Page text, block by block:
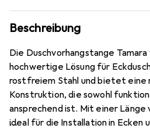
Beschreibung
Die Duschvorhangstange
hochwertige Lösung für
rostfreiem Stahl und bietet eine
Konstruktion, die sowohl
ansprechend ist. Mit einer Länge
ideal für die Installation in Ecken